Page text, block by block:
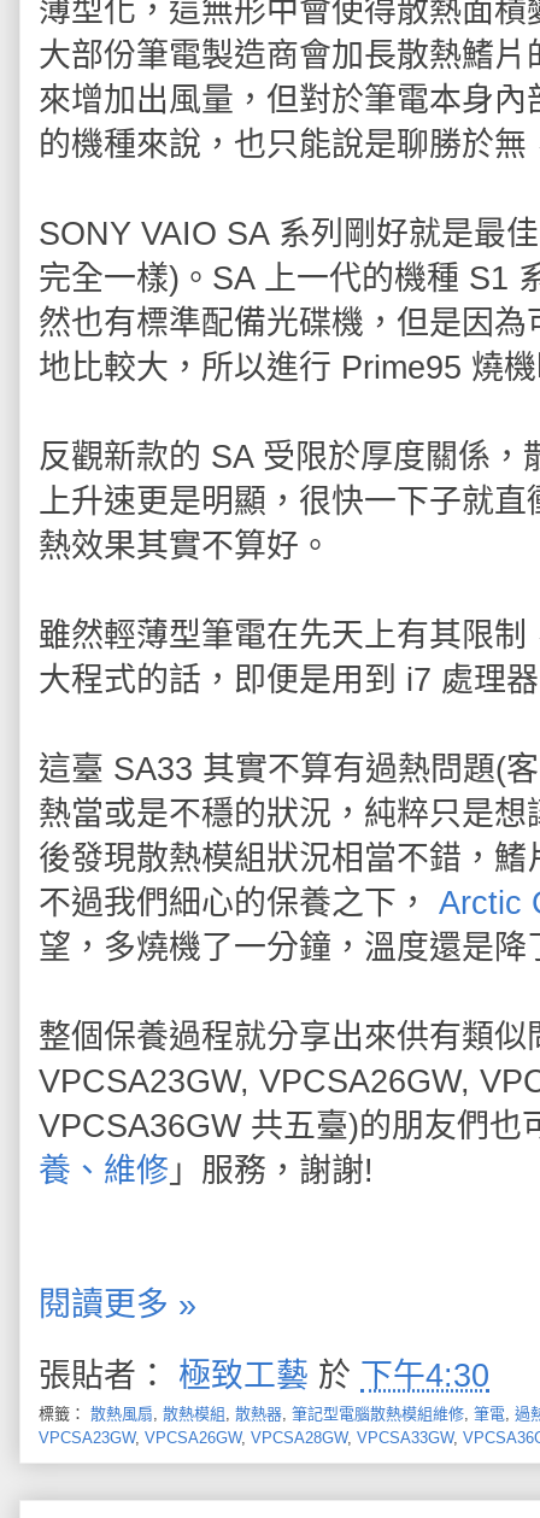
薄型化，這無形中會使得散熱面
大部份筆電製造商會加長散熱鰭
來增加出風量，但對於筆電本身
的機種來說，也只能說是聊勝於
SONY VAIO SA 系列剛好就是最
完全一樣)。SA 上一代的機種 S1
然也有標準配備光碟機，但是因
地比較大，所以進行 Prime95 燒
反觀新款的 SA 受限於厚度關係
上升速更是明顯，很快一下子就
熱效果其實不算好。
雖然輕薄型筆電在先天上有其限
大程式的話，即便是用到 i7 處理
這臺 SA33 其實不算有過熱問題(
熱當或是不穩的狀況，純粹只是
後發現散熱模組狀況相當不錯，
不過我們細心的保養之下， Arctic
望，多燒機了一分鐘，溫度還是
整個保養過程就分享出來供有類
VPCSA23GW, VPCSA26GW,
VPCSA36GW 共五臺)的朋友們也
養、維修 」服務，謝謝!
閱讀更多 »
張貼者： 極致工藝 於 下午4:30
標籤： 散熱風扇, 散熱模組 , 散熱器, 筆記型電腦散熱模組維修, 筆電, 過
VPCSA23GW, VPCSA26GW, VPCSA28GW, VPCSA33GW,